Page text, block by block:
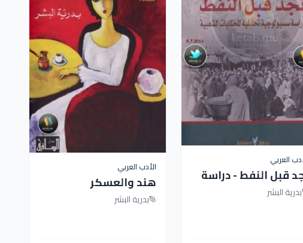
العربي
قبل النفط - دراسة
تحليلية
بدرية البشر
الأدب العربي
هند والعسكر
بدرية البشر